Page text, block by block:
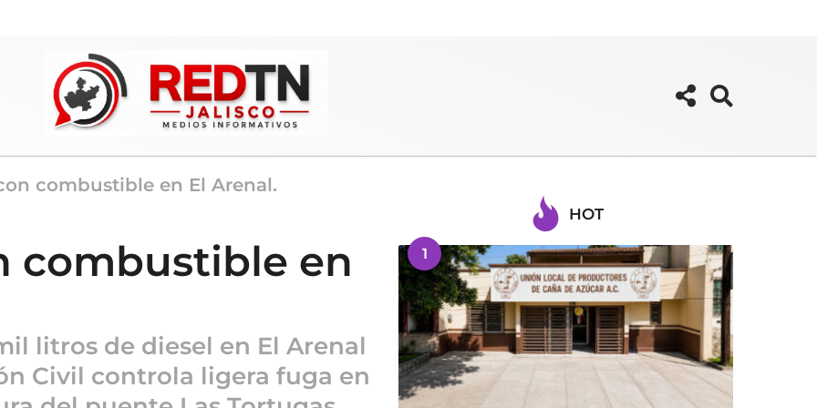
combustible en El Arenal.
combustible en
litros de diesel en El Arenal
Civil controla ligera fuga en
HOT
1